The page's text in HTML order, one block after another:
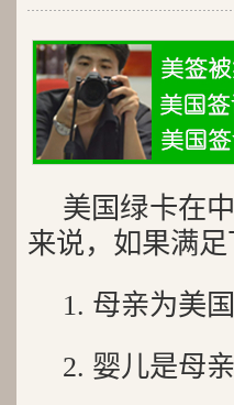
美国绿卡在
来说，如果满
1. 母亲为美
2. 婴儿是母